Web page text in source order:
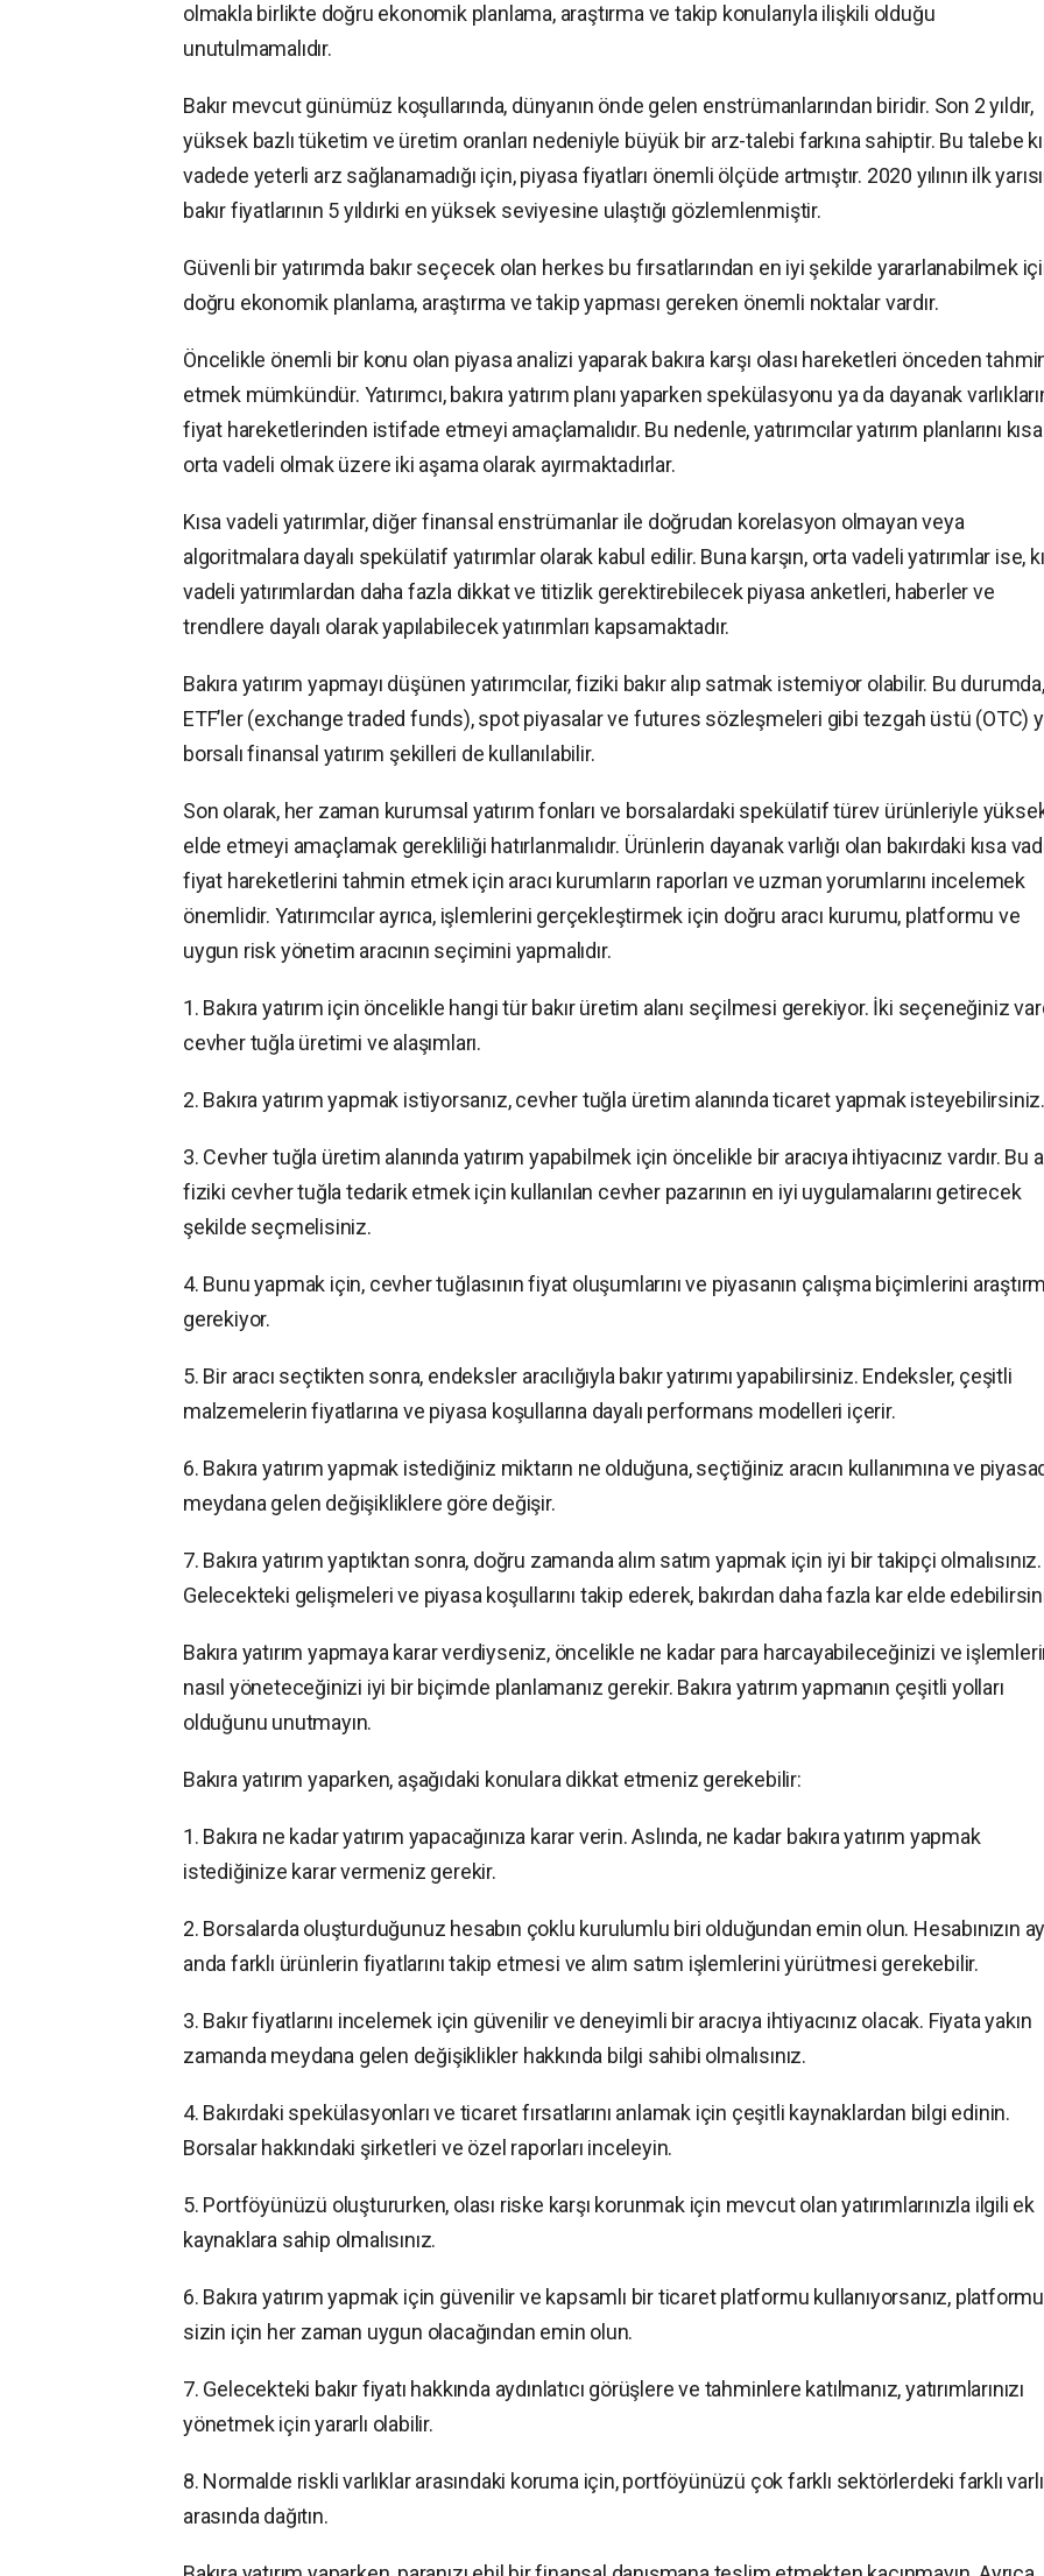
olmakla birlikte doğru ekonomik planlama, araştırma ve takip konularıyla ilişkili olduğu
unutulmamalıdır.
Bakır mevcut günümüz koşullarında, dünyanın önde gelen enstrümanlarından biridir. Son 2 yıldır,
yüksek bazlı tüketim ve üretim oranları nedeniyle büyük bir arz-talebi farkına sahiptir. Bu talebe
vadede yeterli arz sağlanamadığı için, piyasa fiyatları önemli ölçüde artmıştır. 2020 yılının ilk
bakır fiyatlarının 5 yıldırki en yüksek seviyesine ulaştığı gözlemlenmiştir.
Güvenli bir yatırımda bakır seçecek olan herkes bu fırsatlarından en iyi şekilde yararlanabilmek
doğru ekonomik planlama, araştırma ve takip yapması gereken önemli noktalar vardır.
Öncelikle önemli bir konu olan piyasa analizi yaparak bakıra karşı olası hareketleri önceden
etmek mümkündür. Yatırımcı, bakıra yatırım planı yaparken spekülasyonu ya da dayanak
fiyat hareketlerinden istifade etmeyi amaçlamalıdır. Bu nedenle, yatırımcılar yatırım planlarını
orta vadeli olmak üzere iki aşama olarak ayırmaktadırlar.
Kısa vadeli yatırımlar, diğer finansal enstrümanlar ile doğrudan korelasyon olmayan veya
algoritmalara dayalı spekülatif yatırımlar olarak kabul edilir. Buna karşın, orta vadeli yatırımlar ise,
vadeli yatırımlardan daha fazla dikkat ve titizlik gerektirebilecek piyasa anketleri, haberler ve
trendlere dayalı olarak yapılabilecek yatırımları kapsamaktadır.
Bakıra yatırım yapmayı düşünen yatırımcılar, fiziki bakır alıp satmak istemiyor olabilir. Bu durumda,
ETF’ler (exchange traded funds), spot piyasalar ve futures sözleşmeleri gibi tezgah üstü (OTC)
borsalı finansal yatırım şekilleri de kullanılabilir.
Son olarak, her zaman kurumsal yatırım fonları ve borsalardaki spekülatif türev ürünleriyle
elde etmeyi amaçlamak gerekliliği hatırlanmalıdır. Ürünlerin dayanak varlığı olan bakırdaki kısa
fiyat hareketlerini tahmin etmek için aracı kurumların raporları ve uzman yorumlarını incelemek
önemlidir. Yatırımcılar ayrıca, işlemlerini gerçekleştirmek için doğru aracı kurumu, platformu ve
uygun risk yönetim aracının seçimini yapmalıdır.
1. Bakıra yatırım için öncelikle hangi tür bakır üretim alanı seçilmesi gerekiyor. İki seçeneğiniz
cevher tuğla üretimi ve alaşımları.
2. Bakıra yatırım yapmak istiyorsanız, cevher tuğla üretim alanında ticaret yapmak isteyebilirsiniz.
3. Cevher tuğla üretim alanında yatırım yapabilmek için öncelikle bir aracıya ihtiyacınız vardır. Bu
fiziki cevher tuğla tedarik etmek için kullanılan cevher pazarının en iyi uygulamalarını getirecek
şekilde seçmelisiniz.
4. Bunu yapmak için, cevher tuğlasının fiyat oluşumlarını ve piyasanın çalışma biçimlerini
gerekiyor.
5. Bir aracı seçtikten sonra, endeksler aracılığıyla bakır yatırımı yapabilirsiniz. Endeksler, çeşitli
malzemelerin fiyatlarına ve piyasa koşullarına dayalı performans modelleri içerir.
6. Bakıra yatırım yapmak istediğiniz miktarın ne olduğuna, seçtiğiniz aracın kullanımına ve
meydana gelen değişikliklere göre değişir.
7. Bakıra yatırım yaptıktan sonra, doğru zamanda alım satım yapmak için iyi bir takipçi olmalısınız.
Gelecekteki gelişmeleri ve piyasa koşullarını takip ederek, bakırdan daha fazla kar elde
Bakıra yatırım yapmaya karar verdiyseniz, öncelikle ne kadar para harcayabileceğinizi ve
nasıl yöneteceğinizi iyi bir biçimde planlamanız gerekir. Bakıra yatırım yapmanın çeşitli yolları
olduğunu unutmayın.
Bakıra yatırım yaparken, aşağıdaki konulara dikkat etmeniz gerekebilir:
1. Bakıra ne kadar yatırım yapacağınıza karar verin. Aslında, ne kadar bakıra yatırım yapmak
istediğinize karar vermeniz gerekir.
2. Borsalarda oluşturduğunuz hesabın çoklu kurulumlu biri olduğundan emin olun. Hesabınızın
anda farklı ürünlerin fiyatlarını takip etmesi ve alım satım işlemlerini yürütmesi gerekebilir.
3. Bakır fiyatlarını incelemek için güvenilir ve deneyimli bir aracıya ihtiyacınız olacak. Fiyata yakın
zamanda meydana gelen değişiklikler hakkında bilgi sahibi olmalısınız.
4. Bakırdaki spekülasyonları ve ticaret fırsatlarını anlamak için çeşitli kaynaklardan bilgi edinin.
Borsalar hakkındaki şirketleri ve özel raporları inceleyin.
5. Portföyünüzü oluştururken, olası riske karşı korunmak için mevcut olan yatırımlarınızla ilgili ek
kaynaklara sahip olmalısınız.
6. Bakıra yatırım yapmak için güvenilir ve kapsamlı bir ticaret platformu kullanıyorsanız,
sizin için her zaman uygun olacağından emin olun.
7. Gelecekteki bakır fiyatı hakkında aydınlatıcı görüşlere ve tahminlere katılmanız, yatırımlarınızı
yönetmek için yararlı olabilir.
8. Normalde riskli varlıklar arasındaki koruma için, portföyünüzü çok farklı sektörlerdeki farklı
arasında dağıtın.